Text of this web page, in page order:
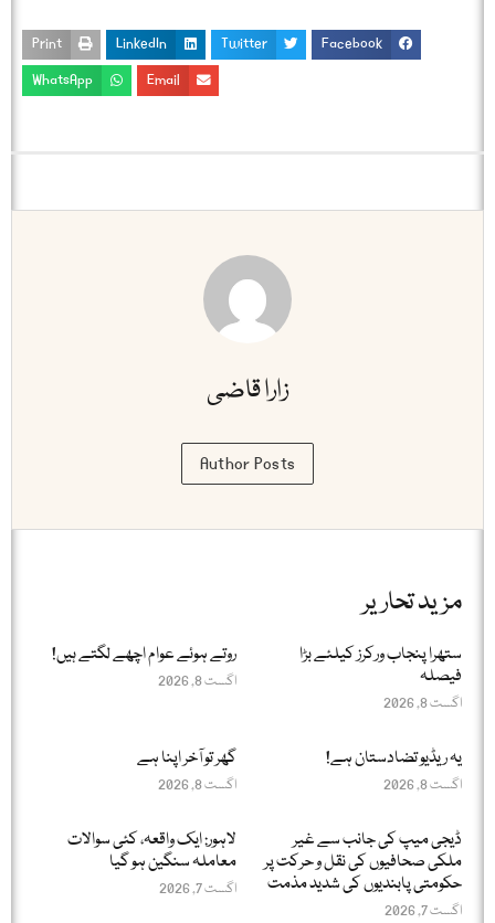
Facebook
Twitter
LinkedIn
Print
Email
WhatsApp
زارا قاضی
Author Posts
مزید تحاریر
ستھرا پنجاب ورکرز کیلئے بڑا
فیصلہ
اگست 8, 2026
روتے ہوئے عوام اچھے لگتے ہیں!
اگست 8, 2026
یہ ریڈیو تضادستان ہے!
اگست 8, 2026
گھر تو آخر اپنا ہے
اگست 8, 2026
ڈیجی میپ کی جانب سے غیر
ملکی صحافیوں کی نقل و حرکت پر
حکومتی پابندیوں کی شدید مذمت
اگست 7, 2026
لاہور: ایک واقعہ، کئی سوالات
معاملہ سنگین ہو گیا
اگست 7, 2026